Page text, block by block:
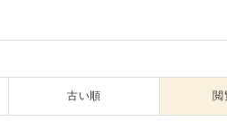
古い順 閲